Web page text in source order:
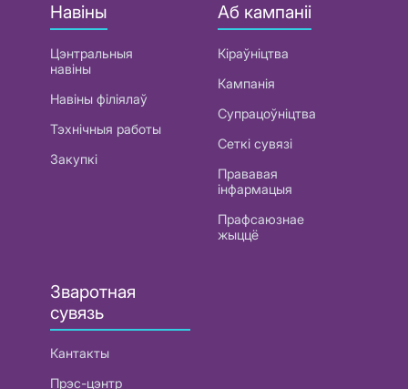
Навіны
Цэнтральныя
навіны
Навіны філіялаў
Тэхнічныя работы
Закупкі
Аб кампаніі
Кіраўніцтва
Кампанія
Супрацоўніцтва
Сеткі сувязі
Прававая
інфармацыя
Прафсаюзнае
жыццё
Зваротная
сувязь
Кантакты
Прэс-цэнтр